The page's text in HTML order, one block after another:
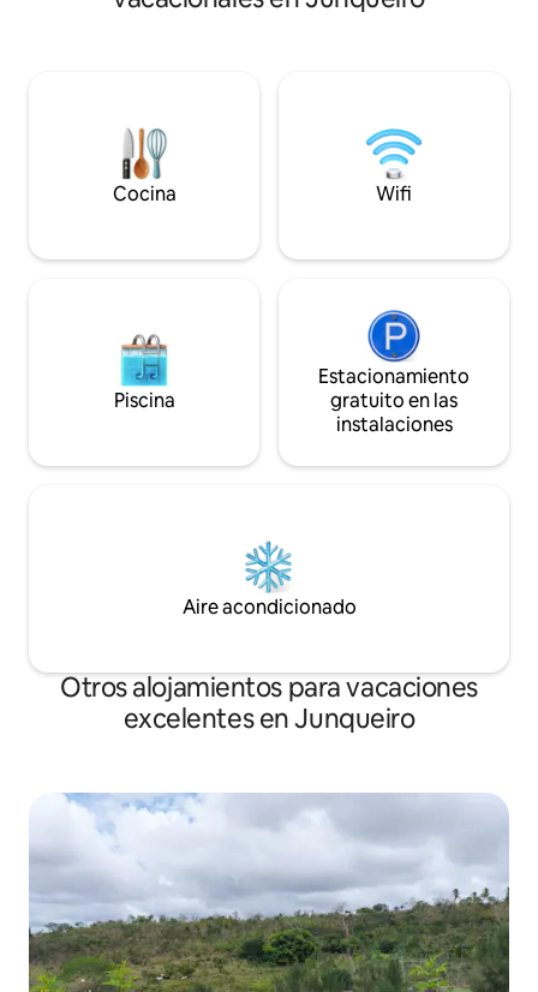
Cocina Wifi
Piscina
Estacionamiento
gratuito en las
instalaciones
Aire acondicionado
Otros alojamientos para vacaciones
excelentes en Junqueiro